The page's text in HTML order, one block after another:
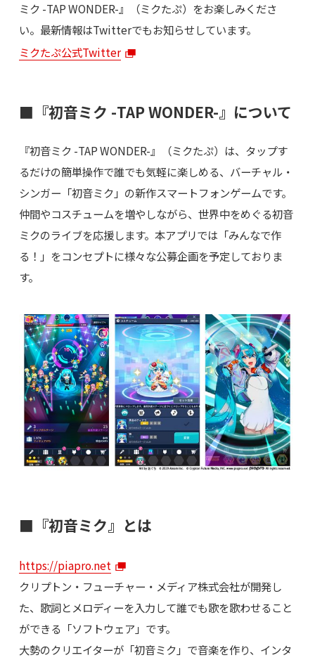
ミク -TAP WONDER-』（ミクたぷ）をお楽しみくださ
い。最新情報はTwitterでもお知らせしています。
ミクたぷ公式Twitter
■『初音ミク -TAP WONDER-』について
『初音ミク -TAP WONDER-』（ミクたぷ）は、タップす
るだけの簡単操作で誰でも気軽に楽しめる、バーチャル・
シンガー「初音ミク」の新作スマートフォンゲームです。
仲間やコスチュームを増やしながら、世界中をめぐる初音
ミクのライブを応援します。本アプリでは「みんなで作
る！」をコンセプトに様々な公募企画を予定しておりま
す。
■『初音ミク』とは
https://piapro.net
クリプトン・フューチャー・メディア株式会社が開発し
た、歌詞とメロディーを入力して誰でも歌を歌わせること
ができる「ソフトウェア」です。
大勢のクリエイターが「初音ミク」で音楽を作り、インタ